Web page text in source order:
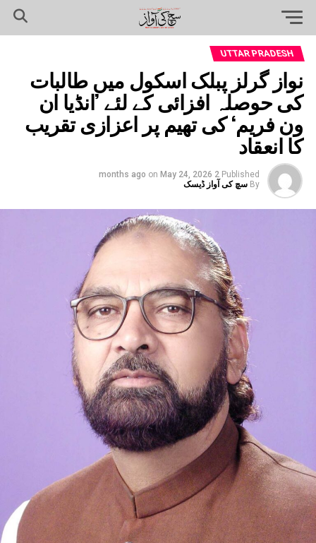
UTTAR PRADESH
نواز گرلز پبلک اسکول میں طالبات
کی حوصلہ افزائی کے لئے ’انڈیا ان
ون فریم‘ کی تھیم پر اعزازی تقریب
کا انعقاد
Published
2 months ago
on May 24, 2026
By سچ کی آواز ڈیسک